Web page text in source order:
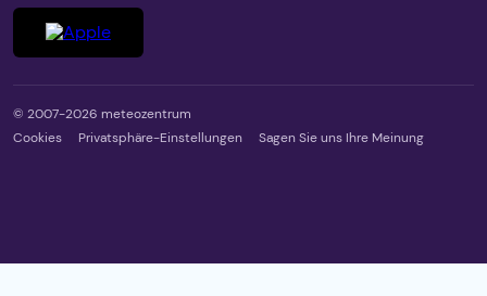
© 2007-2026 meteozentrum
Cookies
Privatsphäre-Einstellungen Sagen Sie uns Ihre Meinung